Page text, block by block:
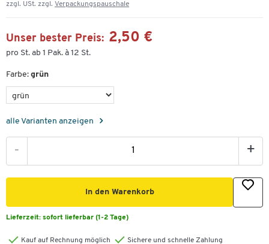
zzgl. USt. zzgl. Verpackungspauschale
Unser bester Preis: 2,50 €
pro St. ab 1 Pak. à 12 St.
Farbe: grün
alle Varianten anzeigen
- +
In den Warenkorb
Lieferzeit: sofort lieferbar (1-2 Tage)
Kauf auf Rechnung möglich
Sichere und schnelle Zahlung